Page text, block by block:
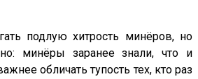
подлую хитрость минёров, но
минёры заранее знали, что и
обличать тупость тех, кто раз